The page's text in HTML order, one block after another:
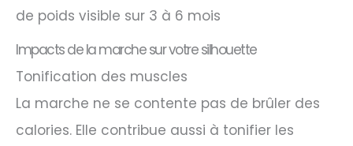
de poids visible sur 3 à 6 mois
Impacts de la marche sur votre silhouette
Tonification des muscles
La marche ne se contente pas de brûler des
calories. Elle contribue aussi à tonifier les